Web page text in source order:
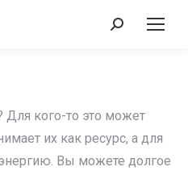
Поиск:
Для кого-то это может
их как ресурс, а для
Вы можете долгое